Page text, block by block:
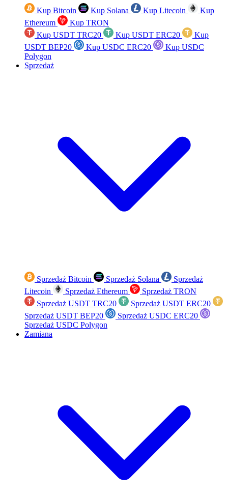
Kup Bitcoin Kup Solana Kup Litecoin
Kup
Ethereum
Kup TRON
Kup USDT TRC20
Kup USDT ERC20
Kup
USDT BEP20
Kup USDC ERC20
Kup USDC
Polygon
Sprzedaż
Sprzedaż Bitcoin Sprzedaż Solana
Sprzedaż
Litecoin
Sprzedaż Ethereum
Sprzedaż TRON
Sprzedaż USDT TRC20
Sprzedaż USDT ERC20
Sprzedaż USDT BEP20
Sprzedaż USDC ERC20
Sprzedaż USDC Polygon
Zamiana